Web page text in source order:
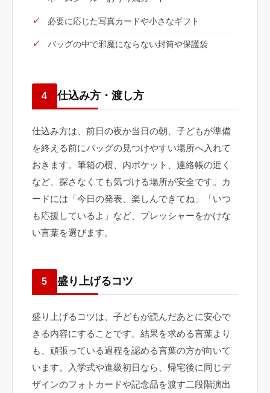
必要に応じた写真カードや小さなギフト
バッグの中で邪魔にならない封筒や保護袋
4 仕込み方・渡し方
仕込み方は、前日の夜か当日の朝、子どもが準備
を終える前にバッグの見つけやすい場所へ入れて
おきます。筆箱の横、内ポケット、連絡帳の近く
など、探さなくても気づける場所が安全です。カ
ードには「今日の発表、楽しんできてね」「いつ
も応援しているよ」など、プレッシャーをかけな
い言葉を選びます。
5 盛り上げるコツ
盛り上げるコツは、子どもが読んだあとに安心で
きる内容にすることです。結果を求める言葉より
も、頑張っている過程を認める言葉の方が向いて
います。入学式や進級初日なら、帰宅後に同じデ
ザインのフォトカードや記念品を渡す二段階演出